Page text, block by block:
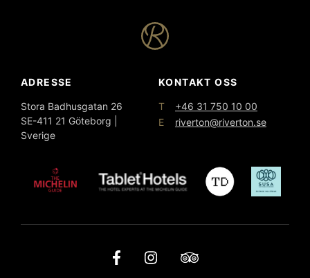
ADRESSE
Stora Badhusgatan 26
SE-411 21 Göteborg |
Sverige
KONTAKT OSS
T
+46 31 750 10 00
E
riverton@riverton.se